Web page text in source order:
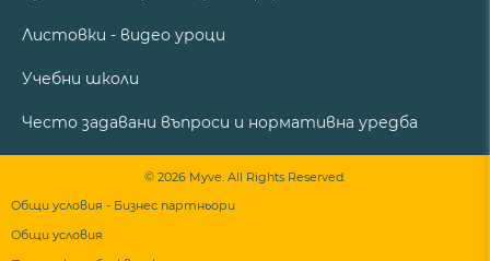
Листовки - видео уроци
Учебни школи
Често задавани въпроси и нормативна уредба
© 2026 Myve. All Rights Reserved.
Общи условия - Бизнес партньори
Общи условия